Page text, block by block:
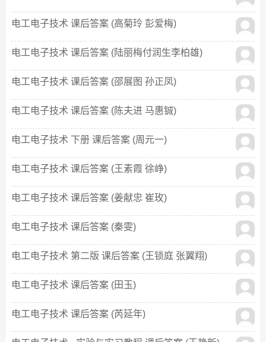
电工电子技术 课后答案 (高菊玲 彭爱梅)
电工电子技术 课后答案 (陆丽梅付润生李柏雄)
电工电子技术 课后答案 (邵展图 孙正凤)
电工电子技术 课后答案 (陈夫进 马惠铖)
电工电子技术 下册 课后答案 (周元一)
电工电子技术 课后答案 (王素霞 徐峥)
电工电子技术 课后答案 (姜献忠 崔玫)
电工电子技术 课后答案 (秦雯)
电工电子技术 第二版 课后答案 (王锁庭 张翼翔)
电工电子技术 课后答案 (田玉)
电工电子技术 课后答案 (芮延年)